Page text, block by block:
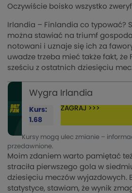
Oczywiście boisko wszystko
Irlandia – Finlandia co typować?
można stawiać na triumf
notowani i uznaje się ich za
uwadze trzeba mieć także fakt, że
sześciu z ostatnich dziesięciu
Wygra Irlandia
Kurs:
1.68
ZAGRAJ >>>
Kursy mogą ulec zmianie –
przedawnione.
Moim zdaniem warto pamiętać
straciła pierwszego gola w
dziesięciu meczów wyjazdowych.
statystyce, stawiam, że wynik